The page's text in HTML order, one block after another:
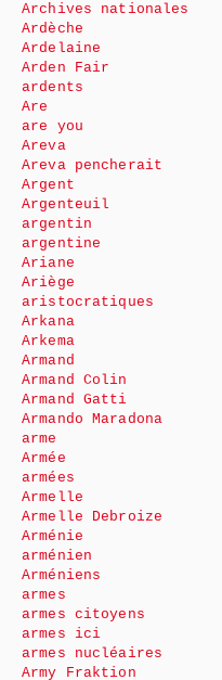
Archives nationales
Ardèche
Ardelaine
Arden Fair
ardents
Are
are you
Areva
Areva pencherait
Argent
Argenteuil
argentin
argentine
Ariane
Ariège
aristocratiques
Arkana
Arkema
Armand
Armand Colin
Armand Gatti
Armando Maradona
arme
Armée
armées
Armelle
Armelle Debroize
Arménie
arménien
Arméniens
armes
armes citoyens
armes ici
armes nucléaires
Army Fraktion